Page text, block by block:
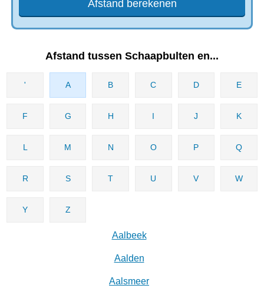
Afstand tussen Schaapbulten en...
' A B C D E
F G H I J K
L M N O P Q
R S T U V W
Y Z
Aalbeek
Aalden
Aalsmeer